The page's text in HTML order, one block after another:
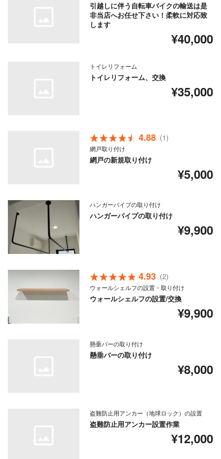
引越しに伴う自転車バイクの輸送は是
非当店へお任せ下さい！柔軟に対応致
します
¥40,000
トイレリフォーム
トイレリフォーム、交換
¥35,000
4.88 (1)
網戸取り付け
網戸の新規取り付け
¥5,000
ハンガーパイプの取り付け
ハンガーパイプの取り付け
¥9,900
4.93 (2)
ウォールシェルフの設置・取り付け
ウォールシェルフの設置/交換
¥9,900
懸垂バーの取り付け
懸垂バーの取り付け
¥8,000
盗難防止用アンカー（地球ロック）の設置
盗難防止用アンカー設置作業
¥12,000